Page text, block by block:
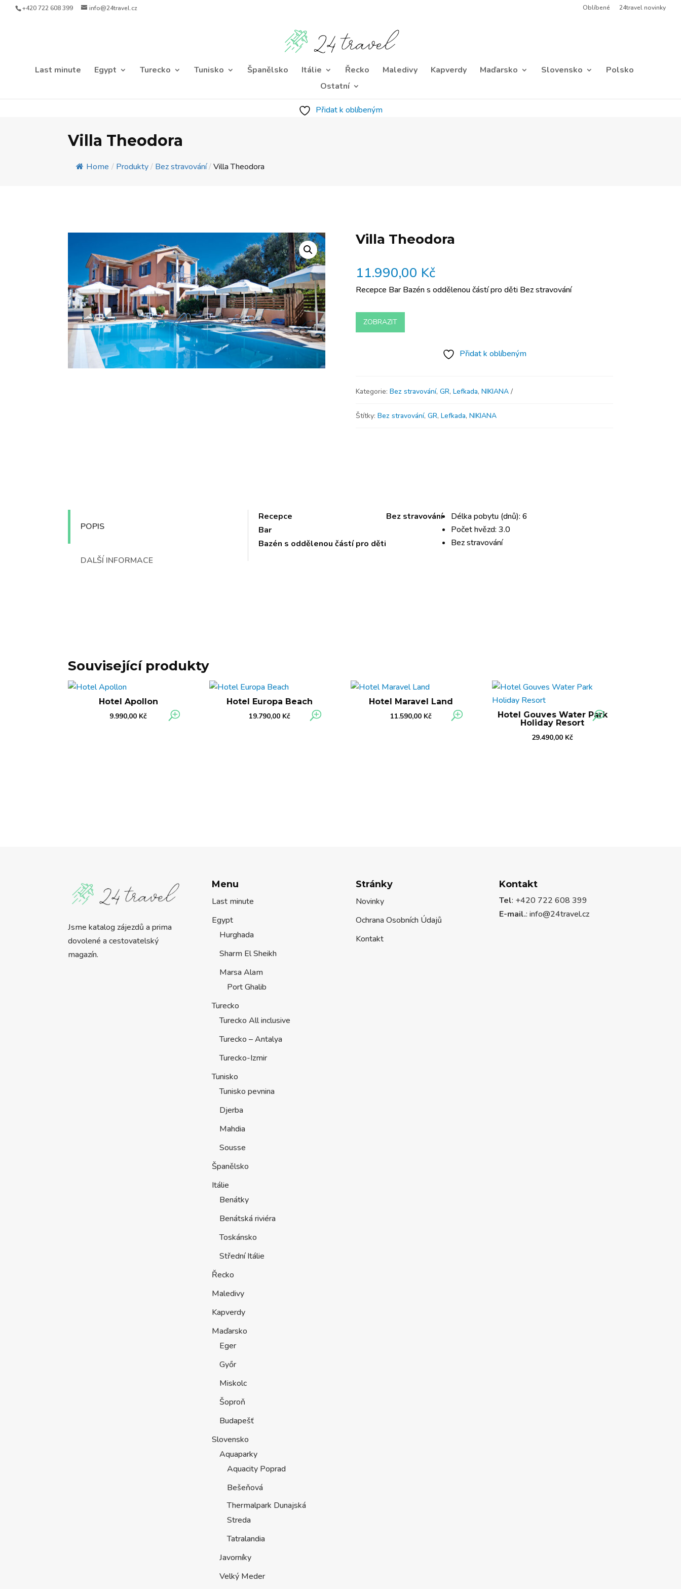
+420 722 608 399 info@24travel.cz Oblíbené 24travel novinky
Last minute Egypt Turecko Tunisko Španělsko Itálie Řecko Maledivy Kapverdy Maďarsko Slovensko
Polsko
Ostatní
Přidat k oblíbeným
Villa Theodora
Home / Produkty / Bez stravování/ Villa Theodora
Villa Theodora
11.990,00 Kč
Recepce Bar Bazén s oddělenou částí pro děti Bez stravování
ZOBRAZIT
Přidat k oblíbeným
Kategorie: Bez stravování, GR, Lefkada, NIKIANA
Štítky: Bez stravování, GR, Lefkada, NIKIANA
POPIS
DALŠÍ INFORMACE
Recepce
Bar
Bazén s oddělenou částí pro děti
Bez stravování
Délka pobytu (dnů): 6
Počet hvězd: 3.0
Bez stravování
Související produkty
Hotel Apollon
9.990,00 Kč
Hotel Europa Beach
19.790,00 Kč
Hotel Maravel Land
11.590,00 Kč
Hotel Gouves Water Park
Holiday Resort
29.490,00 Kč
Jsme katalog zájezdů a prima
dovolené a cestovatelský
magazín.
Menu
Last minute
Egypt
Hurghada
Sharm El Sheikh
Marsa Alam
Port Ghalib
Turecko
Turecko All inclusive
Turecko – Antalya
Turecko-Izmir
Tunisko
Tunisko pevnina
Djerba
Mahdia
Sousse
Španělsko
Itálie
Benátky
Benátská riviéra
Toskánsko
Střední Itálie
Řecko
Maledivy
Kapverdy
Maďarsko
Eger
Győr
Miskolc
Šoproň
Budapešť
Slovensko
Aquaparky
Aquacity Poprad
Bešeňová
Thermalpark Dunajská
Streda
Tatralandia
Javorníky
Velký Meder
Stránky
Novinky
Ochrana Osobních Údajů
Kontakt
Kontakt
Tel: +420 722 608 399
E-mail.:info@24travel.cz